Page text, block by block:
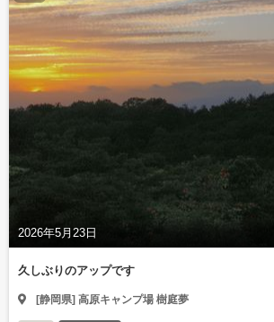
2026年5月23日
久しぶりのアップです
[静岡県] 高原キャンプ場 樹庭夢